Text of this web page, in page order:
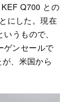
Q700 との
にした。現在
うもので、
ゲンセールで
、米国から